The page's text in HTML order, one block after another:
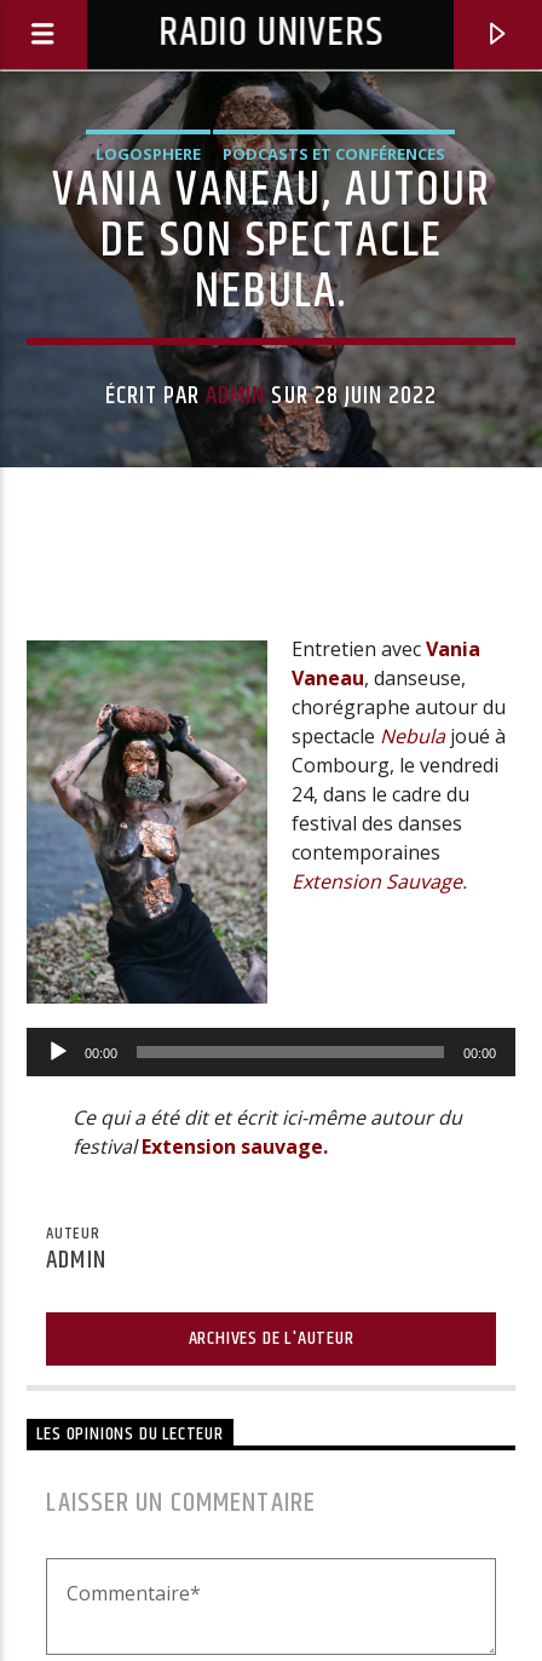
RADIO UNIVERS
Titre diffusé :
Radio Univers
LOGOSPHERE PODCASTS ET CONFÉRENCES
VANIA VANEAU, AUTOUR
DE SON SPECTACLE
NEBULA.
ÉCRIT PARADMINSUR 28 JUIN 2022
Entretien avecVania
Vaneau, danseuse,
chorégraphe autour du
spectacle Nebulajoué à
Combourg, le vendredi
24, dans le cadre du
festival des danses
contemporaines
Extension Sauvage.
00:00 00:00
Ce qui a été dit et écrit ici-même autour du
festival Extension sauvage.
AUTEUR
ADMIN
ARCHIVES DE L'AUTEUR
LES OPINIONS DU LECTEUR
LAISSER UN COMMENTAIRE